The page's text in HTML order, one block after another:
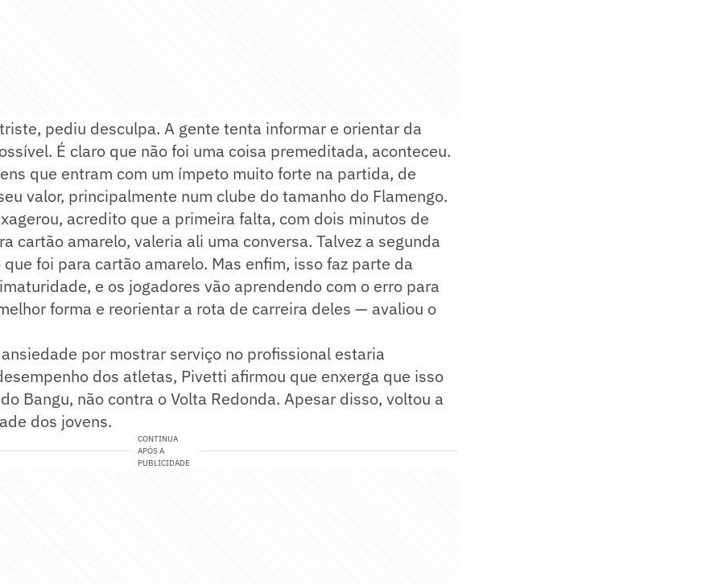
pediu desculpa. A gente tenta informar e orientar da
É claro que não foi uma coisa premeditada, aconteceu.
que entram com um ímpeto muito forte na partida, de
valor, principalmente num clube do tamanho do Flamengo.
acredito que a primeira falta, com dois minutos de
cartão amarelo, valeria ali uma conversa. Talvez a segunda
foi para cartão amarelo. Mas enfim, isso faz parte da
e os jogadores vão aprendendo com o erro para
forma e reorientar a rota de carreira deles — avaliou o
por mostrar serviço no profissional estaria
dos atletas, Pivetti afirmou que enxerga que isso
Bangu, não contra o Volta Redonda. Apesar disso, voltou a
dos jovens.
CONTINUA
APÓS A
PUBLICIDADE